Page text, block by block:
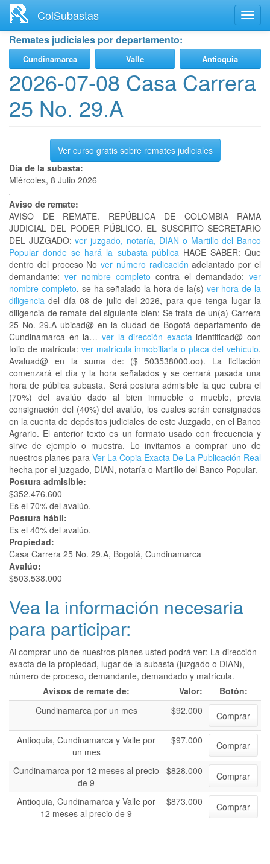
contenido
principal
ColSubastas
Remates judiciales por departamento:
Cundinamarca Valle Antioquia
2026-07-08 Casa Carrera
25 No. 29.A
Ver curso gratis sobre remates judiciales
Día de la subasta:
Miércoles, 8 Julio 2026
Aviso de remate:
AVISO DE REMATE. REPÚBLICA DE COLOMBIA RAMA
JUDICIAL DEL PODER PÚBLICO. EL SUSCRITO SECRETARIO
DEL JUZGADO: ver juzgado, notaría, DIAN o Martillo del Banco
Popular donde se hará la subasta públicaHACE SABER: Que
dentro del proceso Nover número radicación adelantado por el
demandante: ver nombre completo contra el demandado: ver
nombre completo, se ha señalado la hora de la(s) ver hora de la
diligencia del día 08 de julio del 2026, para que tenga lugar la
diligencia de remate del siguiente bien: Se trata de un(a) Carrera
25 No. 29.A ubicad@ en la ciudad de Bogotá departamento de
Cundinamarca en la… ver la dirección exactaidentificad@ con
folio de matrícula: ver matrícula inmobiliaria o placa del vehículo.
Avaluad@ en la suma de: ($ 503538000.oo). La licitación
comenzará el día y la hora señalados y se cerrará pasada una
hora de pública subasta. Será postura admisible la que cubra el
(70%) del avalúo dado al bien inmueble o mueble, previa
consignación del (40%) del avalúo, los cuales serán consignados
en la cuenta de depósitos judiciales de este Juzgado, en el Banco
Agrario. El anterior texto es un formato usado con frecuencia y
sirve de ejemplo o muestra. Lo invitamos a comprar uno de
nuestros planes para Ver La Copia Exacta De La Publicación Real
hecha por el juzgado, DIAN, notaría o Martillo del Banco Popular.
Postura admisible:
$352.476.600
Es el 70% del avalúo.
Postura hábil:
Es el 40% del avalúo.
Propiedad:
Casa Carrera 25 No. 29.A, Bogotá, Cundinamarca
Avalúo:
$503.538.000
Vea la información necesaria
para participar:
Al comprar uno de nuestros planes usted podrá ver: La dirección
exacta de la propiedad, lugar de la subasta (juzgado o DIAN),
número de proceso, demandante, demandado y matrícula.
Avisos de remate de:
Valor:
Botón:
Cundinamarca por un mes
$92.000
Comprar
Antioquia, Cundinamarca y Valle por
un mes
$97.000 Comprar
Cundinamarca por 12 meses al precio
de 9
$828.000 Comprar
Antioquia, Cundinamarca y Valle por
12 meses al precio de 9
$873.000 Comprar